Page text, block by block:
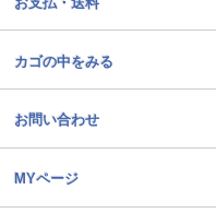
カゴの中をみる
お問い合わせ
MYページ